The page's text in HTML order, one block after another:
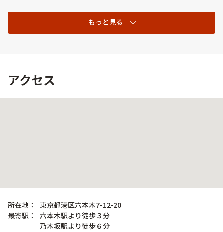
もっと見る
アクセス
所在地：
東京都港区六本木7-12-20
最寄駅：
六本木駅より徒歩３分
乃木坂駅より徒歩６分